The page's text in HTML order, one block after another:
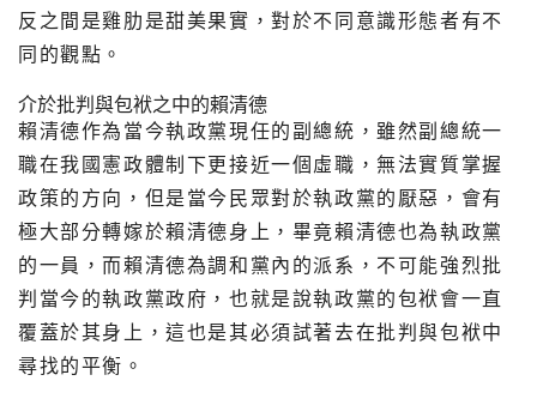
反之間是雞肋是甜美果實，對於不同意識形態者有不
同的觀點。
介於批判與包袱之中的賴清德
賴清德作為當今執政黨現任的副總統， 雖然副總統一
職在我國憲政體制下更接近一個虛職，無法實質掌握
政策的方向，但是當今民眾對於執政黨的厭惡， 會有
極大部分轉嫁於賴清德身上，畢竟賴清德也為執政黨
的一員， 而賴清德為調和黨內的派系，不可能強烈批
判當今的執政黨政府，也就是說執政黨的包袱會一直
覆蓋於其身上，這也是其必須試著去在批判與包袱中
尋找的平衡。